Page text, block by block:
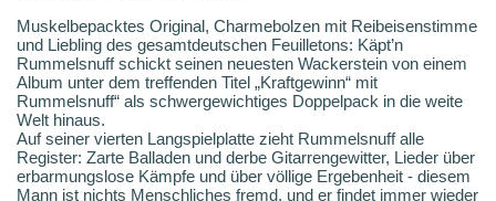
Muskelbepacktes Original, Charmebolzen mit Reibeisenstimme
und Liebling des gesamtdeutschen Feuilletons: Käpt’n
Rummelsnuff schickt seinen neuesten Wackerstein von einem
Album unter dem treffenden Titel „Kraftgewinn“ mit
Rummelsnuff“ als schwergewichtiges Doppelpack in die weite
Welt hinaus.
Auf seiner vierten Langspielplatte zieht Rummelsnuff alle
Register: Zarte Balladen und derbe Gitarrengewitter, Lieder über
erbarmungslose Kämpfe und über völlige Ergebenheit - diesem
Mann ist nichts Menschliches fremd, und er findet immer wieder